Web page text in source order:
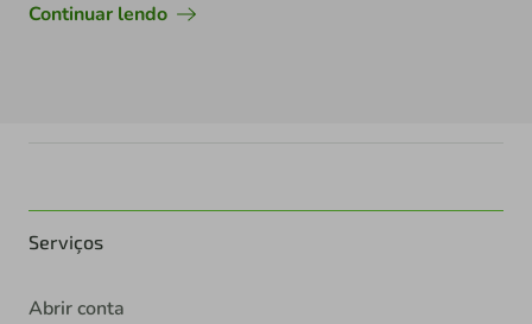
Continuar lendo
Serviços
Abrir conta